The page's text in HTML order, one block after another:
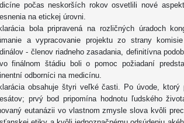
počas neskorších rokov osvetlili nové
na etickej úrovni.
bola pripravená na rozličných úradoch
a vypracovanie projektu zo strany
- členov riadneho zasadania, definitívna
finálnom štádiu boli o pomoc požiadaní
odborníci na medicínu.
obsahuje štyri veľké časti. Po úvode,
prvý bod pripomína hodnotu ľudského
eutanázii vo vlastnom zmysle slova kvôli